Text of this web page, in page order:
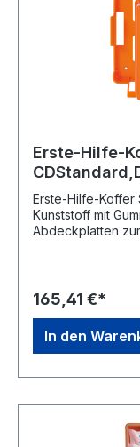
Erste-Hilfe-
Erste-Hilfe-Koffer
Kunststoff mit
Abdeckplatten zum
Farbpiktogramm Inhalt: gemäß DIN 13157 Maße: B 310 x H
210 x T 130 mm Farbe: orangeHersteller: W. Söhngen
GmbH, Platter
+4961288730,
165,41 €*
In den